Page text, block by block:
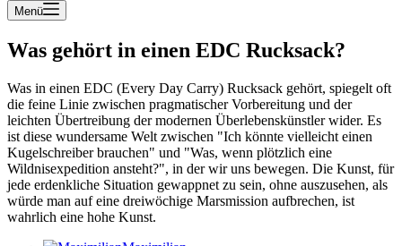
Menü
Was gehört in einen EDC Rucksack?
Was in einen EDC (Every Day Carry) Rucksack gehört, spiegelt oft
die feine Linie zwischen pragmatischer Vorbereitung und der
leichten Übertreibung der modernen Überlebenskünstler wider. Es
ist diese wundersame Welt zwischen "Ich könnte vielleicht einen
Kugelschreiber brauchen" und "Was, wenn plötzlich eine
Wildnisexpedition ansteht?", in der wir uns bewegen. Die Kunst, für
jede erdenkliche Situation gewappnet zu sein, ohne auszusehen, als
würde man auf eine dreiwöchige Marsmission aufbrechen, ist
wahrlich eine hohe Kunst.